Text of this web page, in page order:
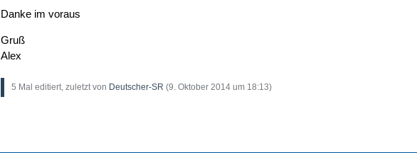
Danke im voraus
Gruß
Alex
5 Mal editiert, zuletzt von Deutscher-SR (9. Oktober 2014 um 18:13)